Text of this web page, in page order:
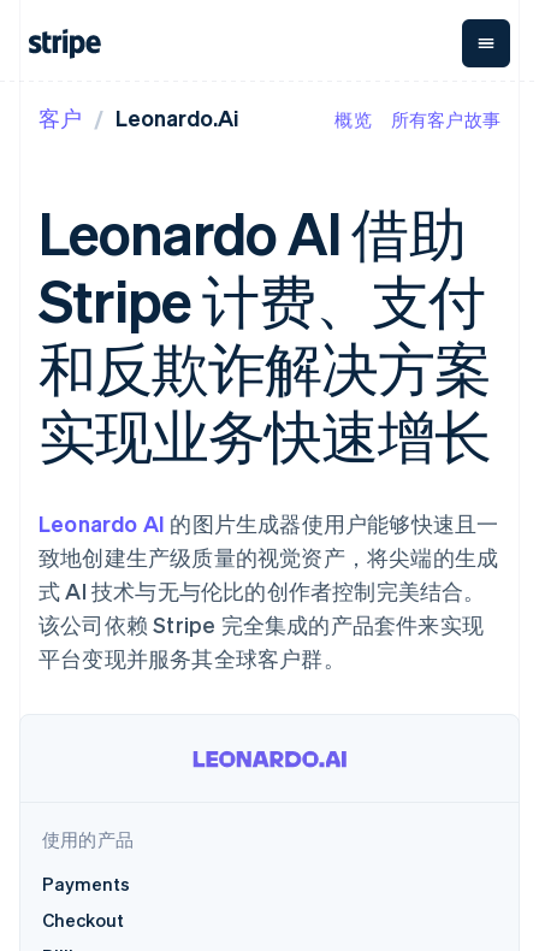
支付
Managed
Payments
方案
Payment links
无代码支付
Checkout
预构建支付界
面
Elements
methods
付方式
Terminal
线下支付
Authorization
Boost
支付成功率优
Link
数据
营收
经常性收入
Metronome
按用量计费
Subscriptions
订阅管理
Invoicing
一次性或定期
账单
Tax
销售税和增值
税自动化
会计自动化
Stripe Sigma
自定义报告
Data Pipeline
数据同步
资金管理
企业财务
Global
Payouts
向第三方
打款
Capital
企业融资
Crypto
钱包、稳
定币发行
可嵌入的
加密货币
购买
更多
按企业阶段
按应用场景
智能体商务
加密货币
电子商务
嵌入式金融
财务自动化
全球化企业
应用内支付
资金管理
平台
SaaS
按行业
游戏
酒店、旅游与休闲
文档
库与 SDK
Stripe Apps
接受线上付款
实施预置结账流程
构建平台或交易市场
管理订阅
提供按用量计费
通过智能体配置和管理服
务
资源
API 状态
学习
支持
获取支持
托管支持方案
专业服务
产品路线图
Sessions 年度大会
招聘
资讯中心
Stripe Press
客户 Leonardo.Ai 概览 所有客户故事
Leonardo AI 借助
Stripe 计费、支付
和反欺诈解决方案
实现业务快速增长
Leonardo AI 的图片生成器使用户能够快速且一
致地创建生产级质量的视觉资产，将尖端的生成
式 AI 技术与无与伦比的创作者控制完美结合。
该公司依赖 Stripe 完全集成的产品套件来实现
平台变现并服务其全球客户群。
使用的产品
Payments
Checkout